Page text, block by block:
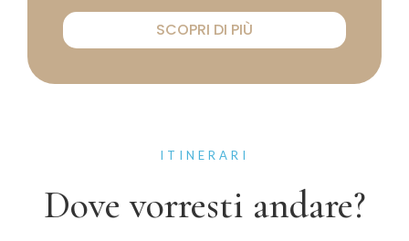
SCOPRI DI PIÙ
ITINERARI
Dove vorresti andare?